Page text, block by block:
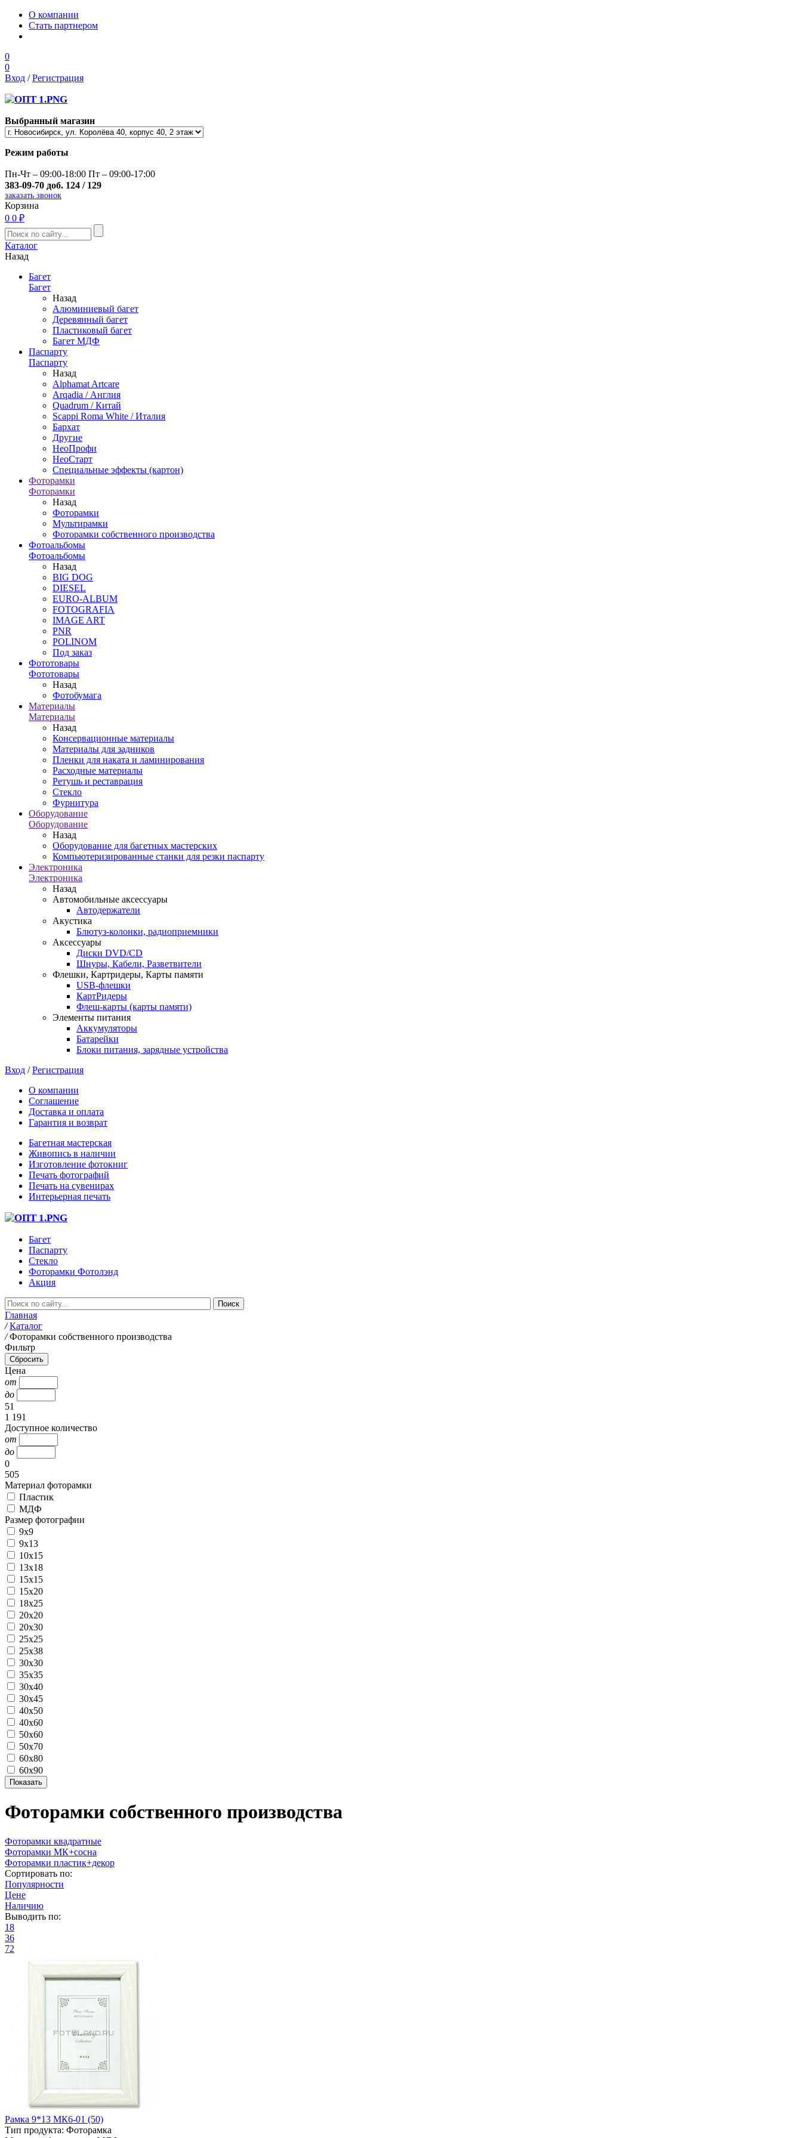
О компании
Стать партнером
0
0
Вход /Регистрация
Выбранный магазин
Режим работы
Пн-Чт – 09:00-18:00 Пт – 09:00-17:00
383-09-70 доб. 124 / 129
заказать звонок
Корзина
0 0 ₽
Каталог
Назад
Багет
Багет
Назад
Алюминиевый багет
Деревянный багет
Пластиковый багет
Багет МДФ
Паспарту
Паспарту
Назад
Alphamat Artcare
Arqadia / Англия
Quadrum / Китай
Scappi Roma White / Италия
Бархат
Другие
НеоПрофи
НеоСтарт
Специальные эффекты (картон)
Фоторамки
Фоторамки
Назад
Фоторамки
Мультирамки
Фоторамки собственного производства
Фотоальбомы
Фотоальбомы
Назад
BIG DOG
DIESEL
EURO-ALBUM
FOTOGRAFIA
IMAGE ART
PNR
POLINOM
Под заказ
Фототовары
Фототовары
Назад
Фотобумага
Материалы
Материалы
Назад
Консервационные материалы
Материалы для задников
Пленки для наката и ламинирования
Расходные материалы
Ретушь и реставрация
Стекло
Фурнитура
Оборудование
Оборудование
Назад
Оборудование для багетных мастерских
Компьютеризированные станки для резки паспарту
Электроника
Электроника
Назад
Автомобильные аксессуары
Автодержатели
Акустика
Блютуз-колонки, радиоприемники
Аксессуары
Диски DVD/CD
Шнуры, Кабели, Разветвители
Флешки, Картридеры, Карты памяти
USB-флешки
КартРидеры
Флеш-карты (карты памяти)
Элементы питания
Аккумуляторы
Батарейки
Блоки питания, зарядные устройства
Вход /Регистрация
О компании
Соглашение
Доставка и оплата
Гарантия и возврат
Багетная мастерская
Живопись в наличии
Изготовление фотокниг
Печать фотографий
Печать на сувенирах
Интерьерная печать
Багет
Паспарту
Стекло
Фоторамки Фотолэнд
Акция
Главная
/ Каталог
/ Фоторамки собственного производства
Фильтр
Цена
от
до
51
1 191
Доступное количество
от
до
0
505
Материал фоторамки
Пластик
МДФ
Размер фотографии
9х9
9х13
10х15
13х18
15х15
15х20
18х25
20х20
20х30
25х25
25х38
30х30
35х35
30х40
30х45
40х50
40х60
50х60
50х70
60х80
60х90
Фоторамки собственного производства
Фоторамки квадратные
Фоторамки МК+сосна
Фоторамки пластик+декор
Сортировать по:
Популярности
Цене
Наличию
Выводить по:
18
36
72
Рамка 9*13 МК6-01 (50)
Тип продукта: Фоторамка